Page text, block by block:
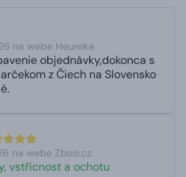
na webe Heureka
objednávky,dokonca s
z Čiech na Slovensko
na webe Zbozi.cz
vstřícnost a ochotu